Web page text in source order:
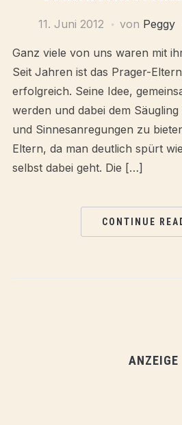
11. Juni 2012 von Peggy
Ganz viele von uns waren mit
Seit Jahren ist das Prager-
erfolgreich. Seine Idee,
werden und dabei dem
und Sinnesanregungen zu
Eltern, da man deutlich spürt
selbst dabei geht. Die […]
CONTINUE
ANZEIGE